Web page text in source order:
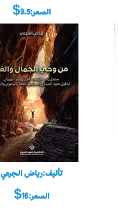
السعر:9.5$
تأليف:رياض الجرعي
السعر:16$